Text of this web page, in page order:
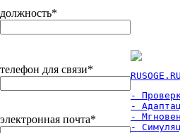
должность*
телефон для связи*
электронная почта*
-
-
-
-